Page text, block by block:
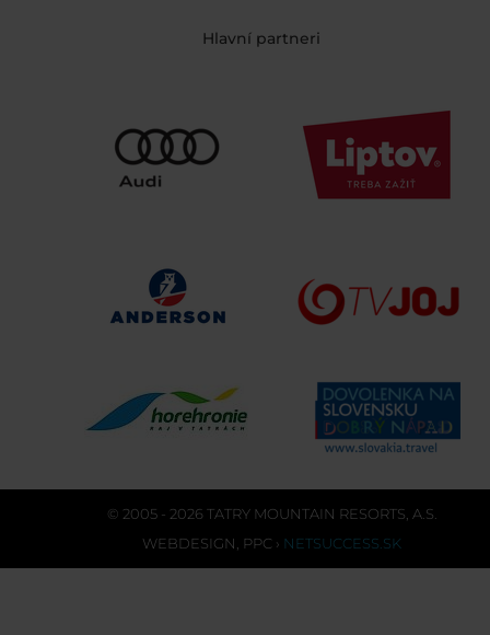
Hlavní partneri
© 2005 - 2026 TATRY MOUNTAIN RESORTS, A.S.
WEBDESIGN PPC › NETSUCCESS.SK